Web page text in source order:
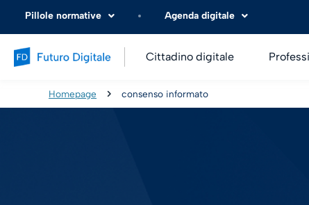
Pillole normative Agenda digitale
Cittadino digitale
Homepage consenso informato